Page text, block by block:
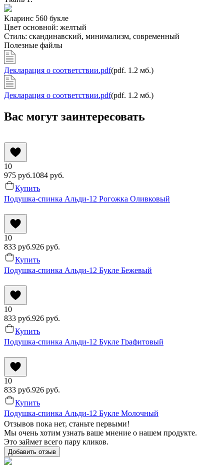
Кларинс 560 букле
Цвет основной: желтый
Стиль: скандинавский, минимализм, современный
Полезные файлы
Декларация о соответствии.pdf(pdf. 1.2 мб.)
Декларация о соответствии.pdf(pdf. 1.2 мб.)
Вас могут заинтересовать
10
975 руб.1084 руб.
Купить
Подушка-спинка Альди-12 Рогожка Оливковый
10
833 руб.926 руб.
Купить
Подушка-спинка Альди-12 Букле Бежевый
10
833 руб.926 руб.
Купить
Подушка-спинка Альди-12 Букле Графитовый
10
833 руб.926 руб.
Купить
Подушка-спинка Альди-12 Букле Молочный
Отзывов пока нет, станьте первыми!
Мы очень хотим узнать ваше мнение о нашем продукте.
Это займет всего пару кликов.
Добавить отзыв